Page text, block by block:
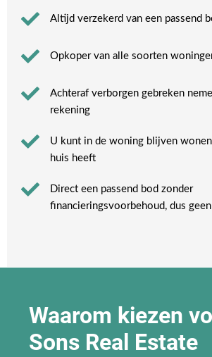
Altijd verzekerd van een passend
Opkoper van alle soorten
Achteraf verborgen gebreken
rekening​
U kunt in de woning blijven
huis heeft​
Direct een passend bod zonder
financieringsvoorbehoud, dus
Waarom kiezen
Sons Real Estate